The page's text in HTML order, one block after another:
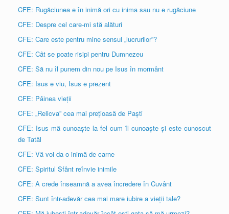
CFE: Rugăciunea e în inimă ori cu inima sau nu e rugăciune
CFE: Despre cel care-mi stă alături
CFE: Care este pentru mine sensul „lucrurilor”?
CFE: Cât se poate risipi pentru Dumnezeu
CFE: Să nu îl punem din nou pe Isus în mormânt
CFE: Isus e viu, Isus e prezent
CFE: Pâinea vieții
CFE: „Relicva” cea mai prețioasă de Paști
CFE: Isus mă cunoaște la fel cum îl cunoaște și este cunoscut
de Tatăl
CFE: Vă voi da o inimă de carne
CFE: Spiritul Sfânt reînvie inimile
CFE: A crede înseamnă a avea încredere în Cuvânt
CFE: Sunt într-adevăr cea mai mare iubire a vieții tale?